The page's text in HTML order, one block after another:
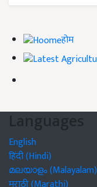
होम
Languages
English
हिंदी (Hindi)
മലയാളം (Malayalam)